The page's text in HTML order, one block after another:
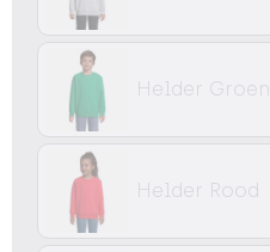
Helder Groen
Helder Rood